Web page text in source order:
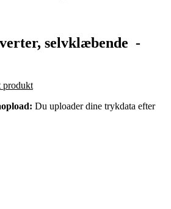
selvklæbende -
produkt
Du uploader dine trykdata efter